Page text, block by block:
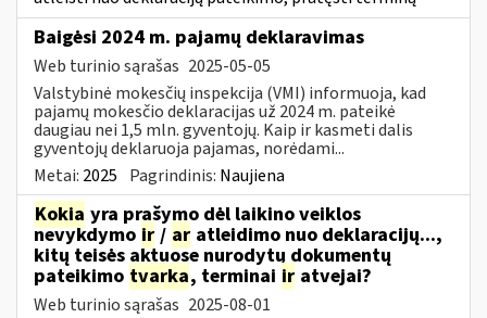
Baigėsi 2024 m. pajamų deklaravimas
Web turinio sąrašas 2025-05-05
Valstybinė mokesčių inspekcija (VMI) informuoja, kad
pajamų mokesčio deklaracijas už 2024 m. pateikė
daugiau nei 1,5 mln. gyventojų. Kaip ir kasmeti dalis
gyventojų deklaruoja pajamas, norėdami...
Metai: 2025 Pagrindinis: Naujiena
Kokia yra prašymo dėl laikino veiklos
nevykdymo ir / ar atleidimo nuo deklaracijų...,
kitų teisės aktuose nurodytų dokumentų
pateikimo tvarka, terminai ir atvejai?
Web turinio sąrašas 2025-08-01